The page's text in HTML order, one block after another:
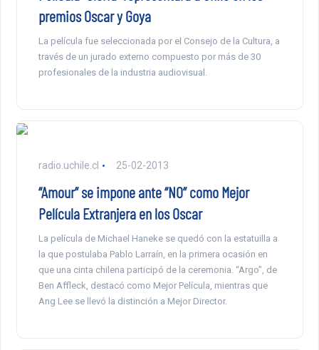
premios Oscar y Goya
La película fue seleccionada por el Consejo de la Cultura, a
través de un jurado externo compuesto por más de 30
profesionales de la industria audiovisual.
radio.uchile.cl 25-02-2013
“Amour” se impone ante “NO” como Mejor
Película Extranjera en los Oscar
La película de Michael Haneke se quedó con la estatuilla a
la que postulaba Pablo Larraín, en la primera ocasión en
que una cinta chilena participó de la ceremonia. “Argo”, de
Ben Affleck, destacó como Mejor Película, mientras que
Ang Lee se llevó la distinción a Mejor Director.